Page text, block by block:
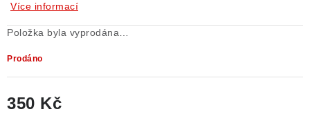
Více informací
Položka byla vyprodána…
Prodáno
350 Kč